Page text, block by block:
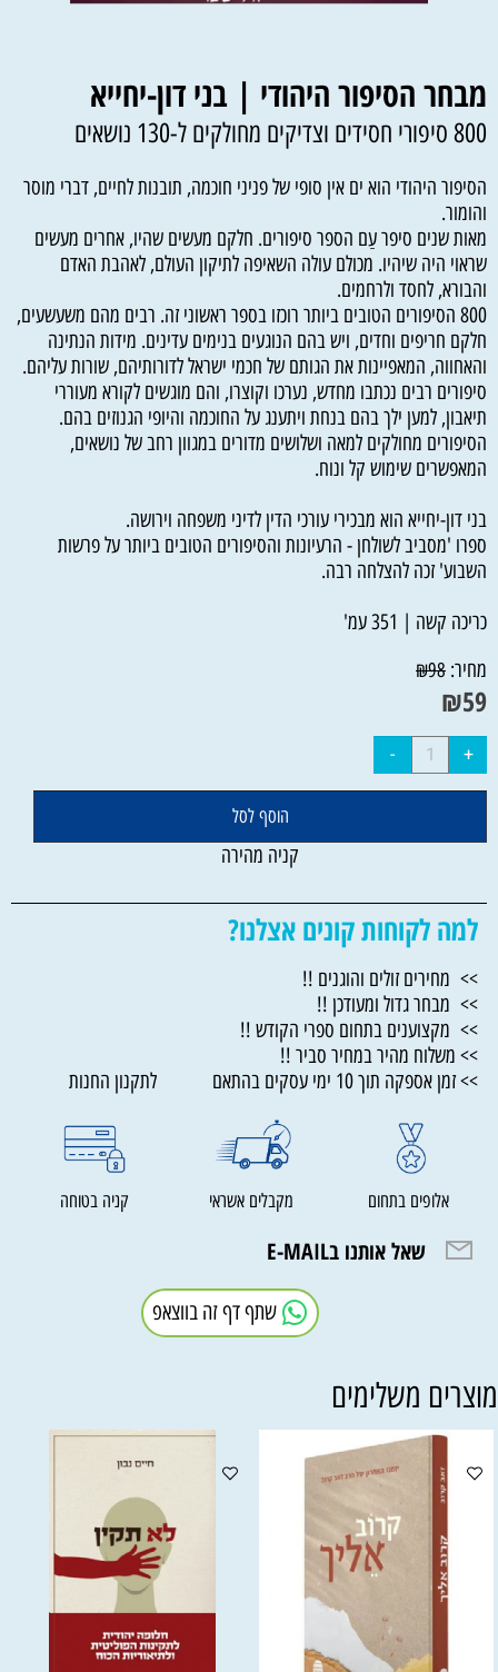
מבחר הסיפור היהודי | בני דון-יחייא
800 סיפורי חסידים וצדיקים מחולקים ל-130 נושאים
הסיפור היהודי הוא ים אין סופי של פניני חוכמה, תובנות לחיים, דברי מוסר
והומור.
מאות שנים סיפר עַם הספר סיפורים. חלקם מעשים שהיו, אחרים מעשים
שראוי היה שיהיו. מכולם עולה השאיפה לתיקון העולם, לאהבת האדם
והבורא, לחסד ולרחמים.
800 הסיפורים הטובים ביותר רוכזו בספר ראשוני זה. רבים מהם משעשעים,
חלקם חריפים וחדים, ויש בהם הנוגעים בנימים עדינים. מידות הנתינה
והאחווה, המאפיינות את הגותם של חכמי ישראל לדורותיהם, שורות עליהם.
סיפורים רבים נכתבו מחדש, נערכו וקוצרו, והם מוגשים לקורא מעוררי
תיאבון, למען ילך בהם בנחת ויתענג על החוכמה והיופי הגנוזים בהם.
הסיפורים מחולקים למאה ושלושים מדורים במגוון רחב של נושאים,
המאפשרים שימוש קל ונוח.
בני דון-יחייא הוא מבכירי עורכי הדין לדיני משפחה וירושה.
ספרו 'מסביב לשולחן - הרעיונות והסיפורים הטובים ביותר על פרשות
השבוע' זכה להצלחה רבה.
כריכה קשה | 351 עמ'
מחיר:
₪98
₪59
הוסף לסל
קניה מהירה
למה לקוחות קונים אצלנו?
>> מחירים זולים והוגנים !!
>> מבחר גדול ומעודכן !!
>> מקצוענים בתחום ספרי הקודש !!
>> משלוח מהיר במחיר סביר !!
>> זמן אספקה תוך 10 ימי עסקים בהתאם לתקנון החנות
אלופים בתחום מקבלים אשראי קניה בטוחה
שאל אותנו בE-MAIL
שתף דף זה בווצאפ
משלימים